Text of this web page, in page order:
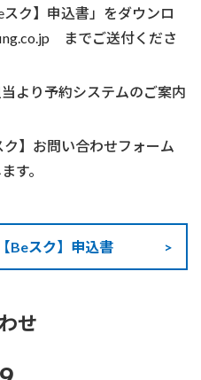
ク】申込書」をダウンロ
までご送付くださ
より予約システムのご案内
】お問い合わせフォーム
す。
Beスク】申込書
せ